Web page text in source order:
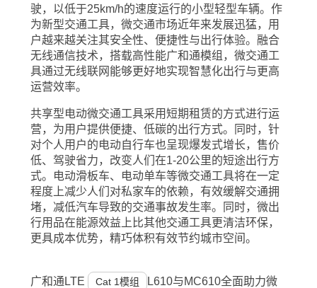
驶，以低于25km/h的速度运行的小型轻型车辆。作
为新型交通工具，微交通市场近年来发展迅猛，用
户越来越关注其安全性、便捷性与出行体验。融合
无线通信技术，搭载高性能广和通模组，微交通工
具通过无线联网能够更好地实现智慧化出行与更高
运营效率。
共享型电动微交通工具采用短期租赁的方式进行运
营，为用户提供便捷、低碳的出行方式。同时，针
对个人用户的电动自行车也呈现爆发式增长，售价
低、驾驶省力，改变人们在1-20公里的短途出行方
式。电动滑板车、电动单车等微交通工具将在一定
程度上减少人们对私家车的依赖，有效缓解交通拥
堵，减低汽车导致的交通事故发生率。同时，微出
行用品在能源效益上比其他交通工具更清洁环保，
更具成本优势，精巧体积有效节约城市空间。
广和通 LTE Cat 1模组
L610与MC610全面助力微